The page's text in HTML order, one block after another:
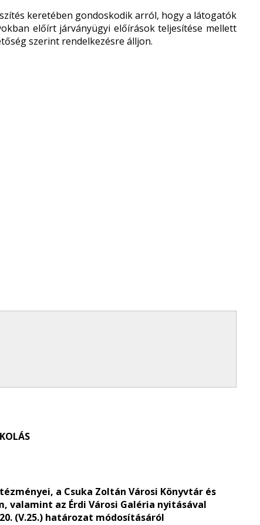
keretében gondoskodik arról, hogy a látogatók
előírt járványügyi előírások teljesítése mellett
szerint rendelkezésre álljon.
a Csuka Zoltán Városi Könyvtár és
valamint az Érdi Városi Galéria nyitásával
(V.25.) határozat módosításáról